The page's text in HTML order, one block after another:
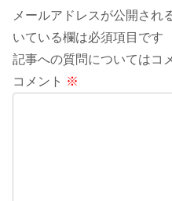
メールアドレスが公開され
いている欄は必須項目です
記事への質問についてはコ
コメント ※